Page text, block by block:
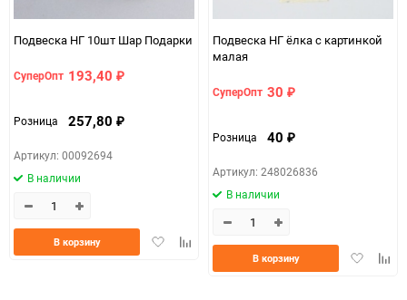
Подвеска НГ 10шт Шар Подарки
СуперОпт 193,40 ₽
Розница 257,80 ₽
Артикул: 00092694
В наличии
ДобавитьДобавить
сравнению
В корзину
Подвеска НГ ёлка с картинкой
малая
СуперОпт 30 ₽
Розница 40 ₽
Артикул: 248026836
В наличии
Добавить
В корзину